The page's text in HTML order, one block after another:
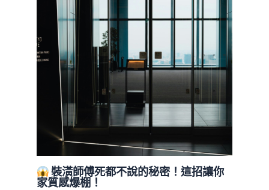
裝潢師傅死都不說的秘密！這招讓你
家質感爆棚！